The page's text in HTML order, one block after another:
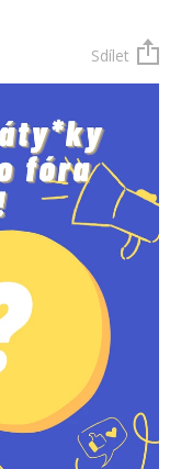
Sdílet